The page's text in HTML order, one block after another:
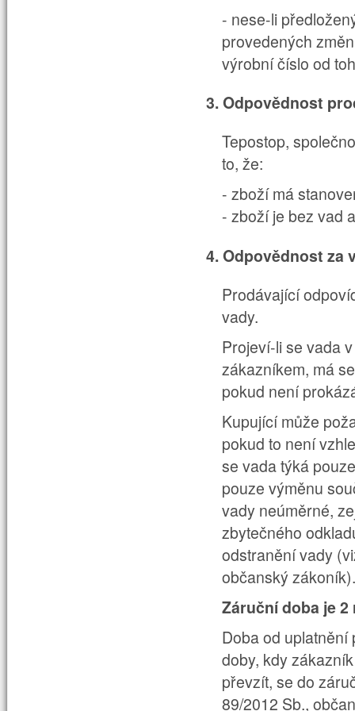
- nese-li
provedených
výrobní číslo od
3. Odpovědnost
Tepostop,
to, že:
- zboží má
- zboží je bez vad
4. Odpovědnost za
Prodávající
vady.
Projeví-lise vada
zákazníkem, má
pokud není
Kupující může
pokud to není
se vada týká
pouze výměnu
vady neúměrné,
zbytečného
odstranění vady
občanský zákoník).
Záruční doba je 2
Doba od
doby, kdy
převzít, se do
89/2012 Sb.,